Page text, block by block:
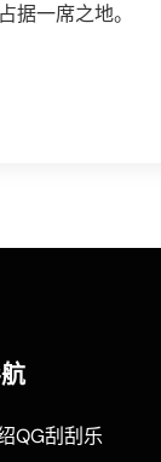
据一席之地。
QG刮刮乐